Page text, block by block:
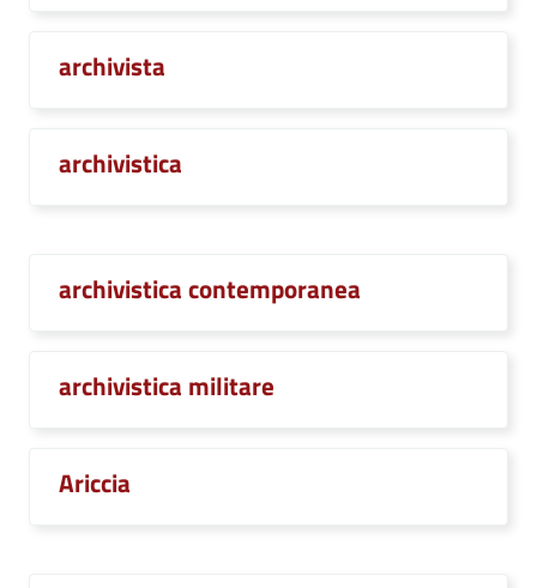
archivista
archivistica
archivistica contemporanea
archivistica militare
Ariccia